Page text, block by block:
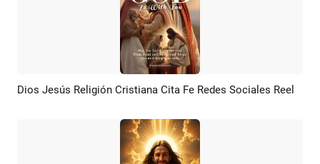
Previsualizar Crear IA
Dios Jesús Religión Cristiana Cita Fe Redes Sociales Reel